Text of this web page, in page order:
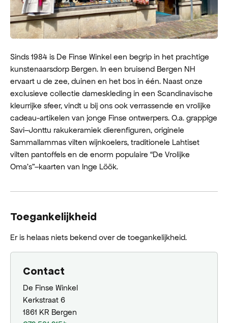
Sinds 1984 is De Finse Winkel een begrip in het prachtige
kunstenaarsdorp Bergen. In een bruisend Bergen NH
ervaart u de zee, duinen en het bos in één. Naast onze
exclusieve collectie dameskleding in een Scandinavische
kleurrijke sfeer, vindt u bij ons ook verrassende en vrolijke
cadeau-artikelen van jonge Finse ontwerpers. O.a. grappige
Savi–Jonttu rakukeramiek dierenfiguren, originele
Sammallammas vilten wijnkoelers, traditionele Lahtiset
vilten pantoffels en de enorm populaire “De Vrolijke
Oma’s”–kaarten van Inge Löök.
Toegankelijkheid
Er is helaas niets bekend over de toegankelijkheid.
Contact
De Finse Winkel
Kerkstraat 6
1861 KR Bergen